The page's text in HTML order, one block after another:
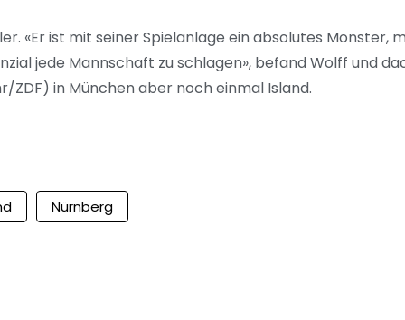
«Er ist mit seiner Spielanlage ein absolutes Monster,
jede Mannschaft zu schlagen», befand Wolff und
ZDF) in München aber noch einmal Island.
Nürnberg